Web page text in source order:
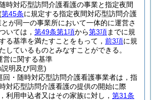
時対応型訪問介護看護の事業と指定夜間
第45条に規定する指定夜間対応型訪問介護
が同一の事業所において一体的に運営さ
いては， 第49条第1項から第3項までに規
る基準を満たすことをもって， 前3項に規
しているものとみなすことができる。
営に関する基準
明及び同意)
回・随時対応型訪問介護看護事業者は，指
対応型訪問介護看護の提供の開始に際
利用申込者又はその家族に対し， 第31条